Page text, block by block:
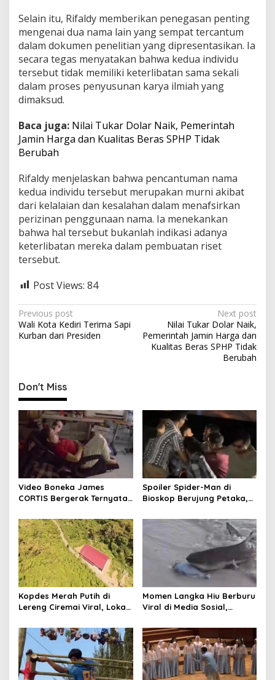
Selain itu, Rifaldy memberikan penegasan penting
mengenai dua nama lain yang sempat tercantum
dalam dokumen penelitian yang dipresentasikan. Ia
secara tegas menyatakan bahwa kedua individu
tersebut tidak memiliki keterlibatan sama sekali
dalam proses penyusunan karya ilmiah yang
dimaksud.
Baca juga: Nilai Tukar Dolar Naik, Pemerintah
Jamin Harga dan Kualitas Beras SPHP Tidak
Berubah
Rifaldy menjelaskan bahwa pencantuman nama
kedua individu tersebut merupakan murni akibat
dari kelalaian dan kesalahan dalam menafsirkan
perizinan penggunaan nama. Ia menekankan
bahwa hal tersebut bukanlah indikasi adanya
keterlibatan mereka dalam pembuatan riset
tersebut.
Post Views: 84
P
o
n
a
v
i
g
a
t
i
o
n
Previous post
Wali Kota Kediri Terima Sapi
Kurban dari Presiden
Next post
Nilai Tukar Dolar Naik,
Pemerintah Jamin Harga dan
Kualitas Beras SPHP Tidak
Berubah
Don't Miss
Video Boneka James
CORTIS Bergerak Ternyata
Spoiler Spider-Man di
Bioskop Berujung Petaka,
Kopdes Merah Putih di
Lereng Ciremai Viral, Lokasi
Momen Langka Hiu Berburu
Viral di Media Sosial,